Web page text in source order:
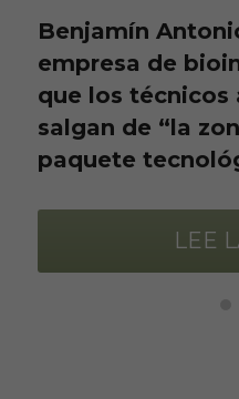
Benjamín
empresa de
que los técnicos
salgan de “la
paquete
LEE